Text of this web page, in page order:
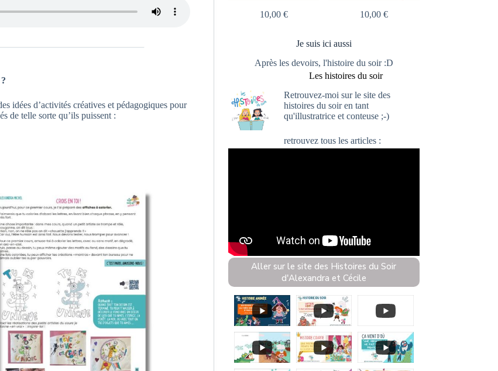
idées d’activités créatives et pédagogiques pour
de telle sorte qu’ils puissent :
10,00 € 10,00 €
Je suis ici aussi
Après les devoirs, l'histoire du soir :D
Les histoires du soir
Retrouvez-moi sur le sitedes
histoires du soiren tant
qu'illustratrice et conteuse ;-)
retrouveztous les articles :
Aller sur le site des Histoires du Soir
d'Alexandra et Cécile